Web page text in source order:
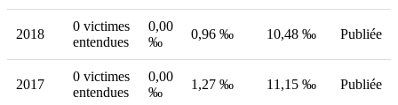
2018
0 victimes
entendues
0,00
‰
0,96 ‰ 10,48 ‰ Publiée
2017
0 victimes
entendues
0,00
‰
1,27 ‰ 11,15 ‰ Publiée